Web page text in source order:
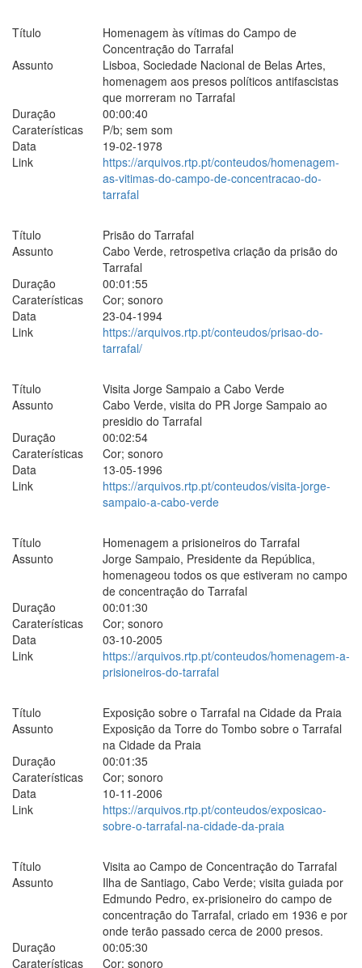
Título
Homenagem às vítimas do Campo de
Concentração do Tarrafal
Assunto
Lisboa, Sociedade Nacional de Belas Artes,
homenagem aos presos políticos antifascistas
que morreram no Tarrafal
Duração
00:00:40
Caraterísticas
P/b; sem som
Data
19-02-1978
Link
https://arquivos.rtp.pt/conteudos/homenagem-
as-vitimas-do-campo-de-concentracao-do-
tarrafal
Título
Prisão do Tarrafal
Assunto
Cabo Verde, retrospetiva criação da prisão do
Tarrafal
Duração
00:01:55
Caraterísticas
Cor; sonoro
Data
23-04-1994
Link
https://arquivos.rtp.pt/conteudos/prisao-do-
tarrafal/
Título
Visita Jorge Sampaio a Cabo Verde
Assunto
Cabo Verde, visita do PR Jorge Sampaio ao
presidio do Tarrafal
Duração
00:02:54
Caraterísticas
Cor; sonoro
Data
13-05-1996
Link
https://arquivos.rtp.pt/conteudos/visita-jorge-
sampaio-a-cabo-verde
Título
Homenagem a prisioneiros do Tarrafal
Assunto
Jorge Sampaio, Presidente da República,
homenageou todos os que estiveram no campo
de concentração do Tarrafal
Duração
00:01:30
Caraterísticas
Cor; sonoro
Data
03-10-2005
Link
https://arquivos.rtp.pt/conteudos/homenagem-a-
prisioneiros-do-tarrafal
Título
Exposição sobre o Tarrafal na Cidade da Praia
Assunto
Exposição da Torre do Tombo sobre o Tarrafal
na Cidade da Praia
Duração
00:01:35
Caraterísticas
Cor; sonoro
Data
10-11-2006
Link
https://arquivos.rtp.pt/conteudos/exposicao-
sobre-o-tarrafal-na-cidade-da-praia
Título
Visita ao Campo de Concentração do Tarrafal
Assunto
Ilha de Santiago, Cabo Verde; visita guiada por
Edmundo Pedro, ex-prisioneiro do campo de
concentração do Tarrafal, criado em 1936 e por
onde terão passado cerca de 2000 presos.
Duração
00:05:30
Caraterísticas
Cor; sonoro